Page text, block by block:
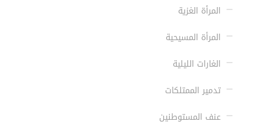
المرأة الغزية
المرأة المسيحية
الغارات الليلية
تدمير الممتلكات
عنف المستوطنين